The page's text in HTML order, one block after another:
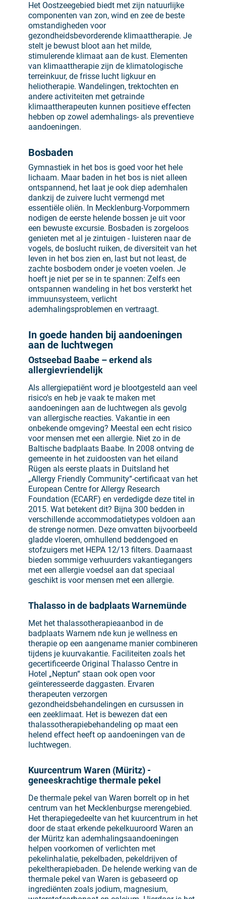
Het Oostzeegebied biedt met zijn natuurlijke
componenten van zon, wind en zee de beste
omstandigheden voor
gezondheidsbevorderende klimaattherapie. Je
stelt je bewust bloot aan het milde,
stimulerende klimaat aan de kust. Elementen
van klimaattherapie zijn de klimatologische
terreinkuur, de frisse lucht ligkuur en
heliotherapie. Wandelingen, trektochten en
andere activiteiten met getrainde
klimaattherapeuten kunnen positieve effecten
hebben op zowel ademhalings- als preventieve
aandoeningen.
Bosbaden
Gymnastiek in het bos is goed voor het hele
lichaam. Maar baden in het bos is niet alleen
ontspannend, het laat je ook diep ademhalen
dankzij de zuivere lucht vermengd met
essentiële oliën. In Mecklenburg-Vorpommern
nodigen de eerste helende bossen je uit voor
een bewuste excursie. Bosbaden is zorgeloos
genieten met al je zintuigen - luisteren naar de
vogels, de boslucht ruiken, de diversiteit van het
leven in het bos zien en, last but not least, de
zachte bosbodem onder je voeten voelen. Je
hoeft je niet per se in te spannen: Zelfs een
ontspannen wandeling in het bos versterkt het
immuunsysteem, verlicht
ademhalingsproblemen en vertraagt.
In goede handen bij aandoeningen
aan de luchtwegen
Ostseebad Baabe – erkend als
allergievriendelijk
Als allergiepatiënt word je blootgesteld aan veel
risico's en heb je vaak te maken met
aandoeningen aan de luchtwegen als gevolg
van allergische reacties. Vakantie in een
onbekende omgeving? Meestal een echt risico
voor mensen met een allergie. Niet zo in de
Baltische badplaats Baabe. In 2008 ontving de
gemeente in het zuidoosten van het eiland
Rügen als eerste plaats in Duitsland het
„Allergy Friendly Community“-certificaat van het
European Centre for Allergy Research
Foundation (ECARF) en verdedigde deze titel in
2015. Wat betekent dit? Bijna 300 bedden in
verschillende accommodatietypes voldoen aan
de strenge normen. Deze omvatten bijvoorbeeld
gladde vloeren, omhullend beddengoed en
stofzuigers met HEPA 12/13 filters. Daarnaast
bieden sommige verhuurders vakantiegangers
met een allergie voedsel aan dat speciaal
geschikt is voor mensen met een allergie.
Thalasso in de badplaats Warnemünde
Met het thalassotherapieaanbod in de
badplaats Warnem nde kun je wellness en
therapie op een aangename manier combineren
tijdens je kuurvakantie. Faciliteiten zoals het
gecertificeerde Original Thalasso Centre in
Hotel „Neptun“ staan ook open voor
geïnteresseerde daggasten. Ervaren
therapeuten verzorgen
gezondheidsbehandelingen en cursussen in
een zeeklimaat. Het is bewezen dat een
thalassotherapiebehandeling op maat een
helend effect heeft op aandoeningen van de
luchtwegen.
Kuurcentrum Waren (Müritz) -
geneeskrachtige thermale pekel
De thermale pekel van Waren borrelt op in het
centrum van het Mecklenburgse merengebied.
Het therapiegedeelte van het kuurcentrum in het
door de staat erkende pekelkuuroord Waren an
der Müritz kan ademhalingsaandoeningen
helpen voorkomen of verlichten met
pekelinhalatie, pekelbaden, pekeldrijven of
pekeltherapiebaden. De helende werking van de
thermale pekel van Waren is gebaseerd op
ingrediënten zoals jodium, magnesium,